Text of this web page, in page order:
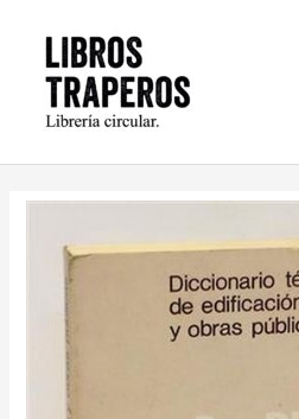
contenido
técnico
Obras
Públicas